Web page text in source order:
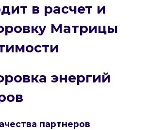
в расчет и
Матрицы
энергий
партнеров